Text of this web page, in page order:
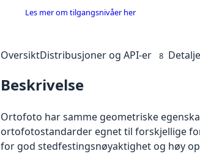
Les mer om tilgangsnivåer her
OversiktDistribusjoner og API-er 8
Beskrivelse
Ortofoto har samme geometriske
ortofotostandarder egnet til forskjellige
for god stedfestingsnøyaktighet og høy